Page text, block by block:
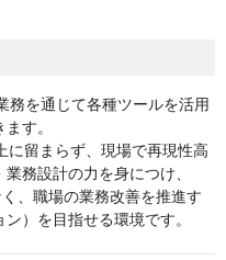
務を通じて各種ツールを活用
す。
留まらず、現場で再現性高
務設計の力を身につけ、
、職場の業務改善を推進す
）を目指せる環境です。